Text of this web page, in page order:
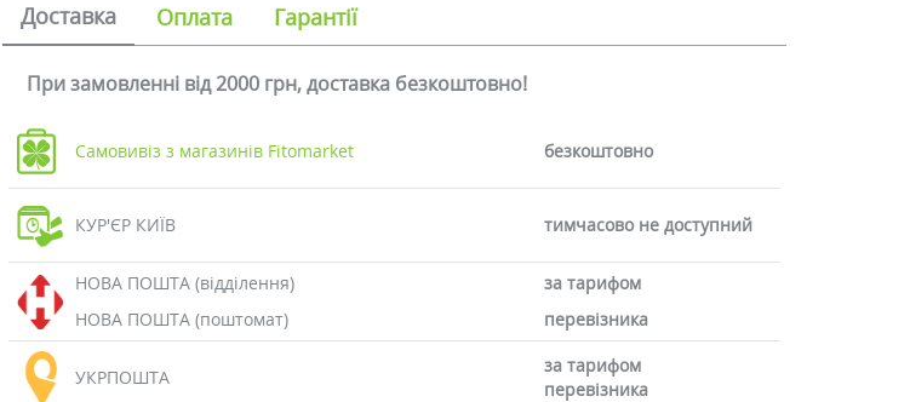
Доставка Оплата Гарантії
При замовленні від 2000 грн, доставка безкоштовно!
Самовивіз з магазинів Fitomarket безкоштовно
КУР'ЄР КИЇВ тимчасово не доступний
НОВА ПОШТА (відділення)
за тарифом
НОВА ПОШТА (поштомат)
перевізника
УКРПОШТА
за тарифом
перевізника